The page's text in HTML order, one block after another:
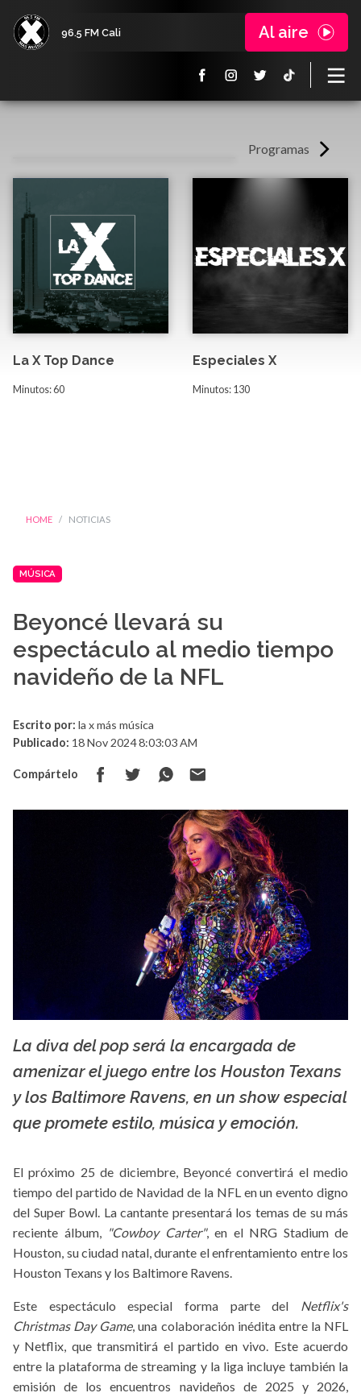
96.5 FM Cali Al aire
Programas
La X Top Dance
Minutos: 60
Especiales X
Minutos: 130
HOME NOTICIAS
MÚSICA
Beyoncé llevará su
espectáculo al medio tiempo
navideño de la NFL
Escrito por: la x más música
Publicado: 18 Nov 2024 8:03:03 AM
Compártelo
La X mas música
La diva del pop será la encargada de
amenizar el juego entre los Houston Texans
y los Baltimore Ravens, en un show especial
que promete estilo, música y emoción.
El próximo 25 de diciembre, Beyoncé convertirá el medio
tiempo del partido de Navidad de la NFL en un evento digno
del Super Bowl. La cantante presentará los temas de su más
reciente álbum, "Cowboy Carter", en el NRG Stadium de
Houston, su ciudad natal, durante el enfrentamiento entre los
Houston Texans y los Baltimore Ravens.
Este espectáculo especial forma parte del Netflix's
Christmas Day Game, una colaboración inédita entre la NFL
y Netflix, que transmitirá el partido en vivo. Este acuerdo
entre la plataforma de streaming y la liga incluye también la
emisión de los encuentros navideños de 2025 y 2026,